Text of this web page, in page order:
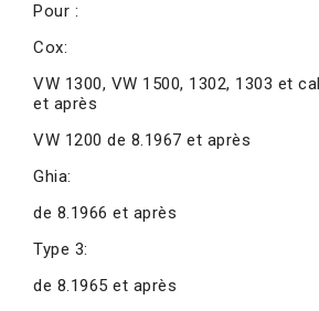
Pour :
Cox:
VW 1300, VW 1500, 1302, 1303 et
et après
VW 1200 de 8.1967 et après
Ghia:
de 8.1966 et après
Type 3:
de 8.1965 et après